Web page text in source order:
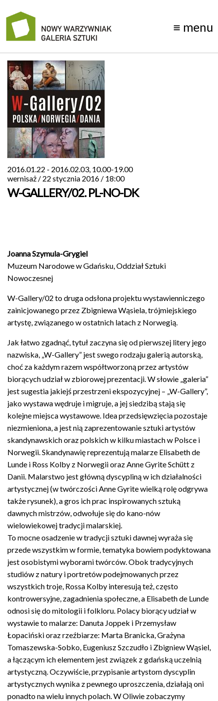
manifest
wystawy
galeria
1D
kontakt
archiwum
o
nas
Galeria
Sztuki
działa
ramach
Fundacji
Wspólnota
Gdańska.
Jesteśmy
Pożytku
Publicznego.
Wesprzyj
kulturę
sztukę
przekazując
1,5%
podatku:
KRS
0000286430
Patronat
medialny
≡ menu
2016.01.22 - 2016.02.03, 10.00-19.00
wernisaż / 22 stycznia 2016 / 18:00
W-GALLERY/02. PL-NO-DK
Joanna Szymula-Grygiel
Muzeum Narodowe w Gdańsku, Oddział Sztuki
Nowoczesnej
W-Gallery/02 to druga odsłona projektu wystawienniczego
zainicjowanego przez Zbigniewa Wąsiela, trójmiejskiego
artystę, związanego w ostatnich latach z Norwegią.
Jak łatwo zgadnąć, tytuł zaczyna się od pierwszej litery jego
nazwiska, „W-Gallery” jest swego rodzaju galerią autorską,
choć za każdym razem współtworzoną przez artystów
biorących udział w zbiorowej prezentacji. W słowie „galeria”
jest sugestia jakiejś przestrzeni ekspozycyjnej – „W-Gallery”,
jako wystawa wędruje i migruje, a jej siedzibą stają się
kolejne miejsca wystawowe. Idea przedsięwzięcia pozostaje
niezmieniona, a jest nią zaprezentowanie sztuki artystów
skandynawskich oraz polskich w kilku miastach w Polsce i
Norwegii. Skandynawię reprezentują malarze Elisabeth de
Lunde i Ross Kolby z Norwegii oraz Anne Gyrite Schütt z
Danii. Malarstwo jest główną dyscypliną w ich działalności
artystycznej (w twórczości Anne Gyrite wielką rolę odgrywa
także rysunek), a gros ich prac inspirowanych sztuką
dawnych mistrzów, odwołuje się do kano-nów
wielowiekowej tradycji malarskiej.
To mocne osadzenie w tradycji sztuki dawnej wyraża się
przede wszystkim w formie, tematyka bowiem podyktowana
jest osobistymi wyborami twórców. Obok tradycyjnych
studiów z natury i portretów podejmowanych przez
wszystkich troje, Rossa Kolby interesują też, często
kontrowersyjne, zagadnienia społeczne, a Elisabeth de Lunde
odnosi się do mitologii i folkloru. Polacy biorący udział w
wystawie to malarze: Danuta Joppek i Przemysław
Łopaciński oraz rzeźbiarze: Marta Branicka, Grażyna
Tomaszewska-Sobko, Eugeniusz Szczudło i Zbigniew Wąsiel,
a łączącym ich elementem jest związek z gdańską uczelnią
artystyczną. Oczywiście, przypisanie artystom dyscyplin
artystycznych wynika z pewnego uproszczenia, działają oni
ponadto na wielu innych polach. W Oliwie zobaczymy